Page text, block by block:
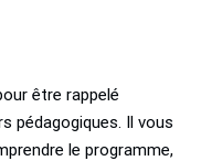
être rappelé
pédagogiques. Il vous
le programme,